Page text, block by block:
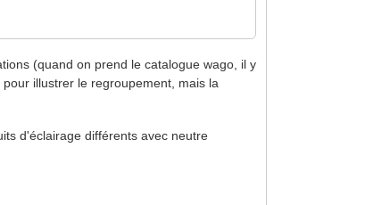
(quand on prend le catalogue wago, il y
illustrer le regroupement, mais la
d'éclairage différents avec neutre